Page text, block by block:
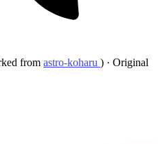
from astro-koharu ) · Original